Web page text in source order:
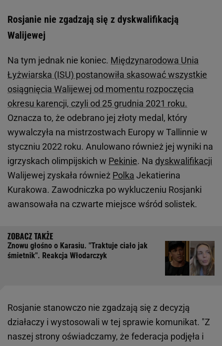
Rosjanie nie zgadzają się z dyskwalifikacją
Walijewej
Na tym jednak nie koniec. Międzynarodowa Unia
Łyżwiarska (ISU) postanowiła skasować wszystkie
osiągnięcia Walijewej od momentu rozpoczęcia
okresu karencji, czyli od 25 grudnia 2021 roku.
Oznacza to, że odebrano jej złoty medal, który
wywalczyła na mistrzostwach Europy w Tallinnie w
styczniu 2022 roku. Anulowano również jej wyniki na
igrzyskach olimpijskich w Pekinie. Na dyskwalifikacji
Walijewej zyskała również Polka Jekatierina
Kurakowa. Zawodniczka po wykluczeniu Rosjanki
awansowała na czwarte miejsce wśród solistek.
Znowu głośno o Karasiu. "Traktuje ciało jak
śmietnik". Reakcja Włodarczyk
Rosjanie stanowczo nie zgadzają się z decyzją
działaczy i wystosowali w tej sprawie komunikat. "Z
naszej strony oświadczamy, że federacja podjęła i